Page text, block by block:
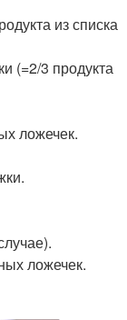
из списка
(=2/3 продукта
ложечек.
ложечек.